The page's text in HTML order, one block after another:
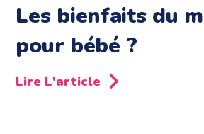
Les bienfaits du
pour bébé ?
Lire L'article